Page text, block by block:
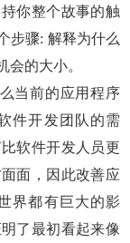
你整个故事的触
步骤: 解释为什么
会的大小。
当前的应用程序
件开发团队的需
软件开发人员更
面，因此改善应
界都有巨大的影
了最初看起来像